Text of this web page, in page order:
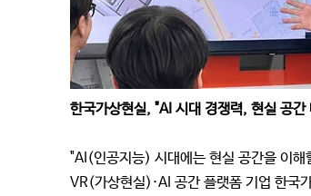
한국가상현실, "AI 시대 경쟁력, 현실 공간
"AI(인공지능) 시대에는 현실 공간을 이
VR(가상현실)·AI 공간 플랫폼 기업 한국